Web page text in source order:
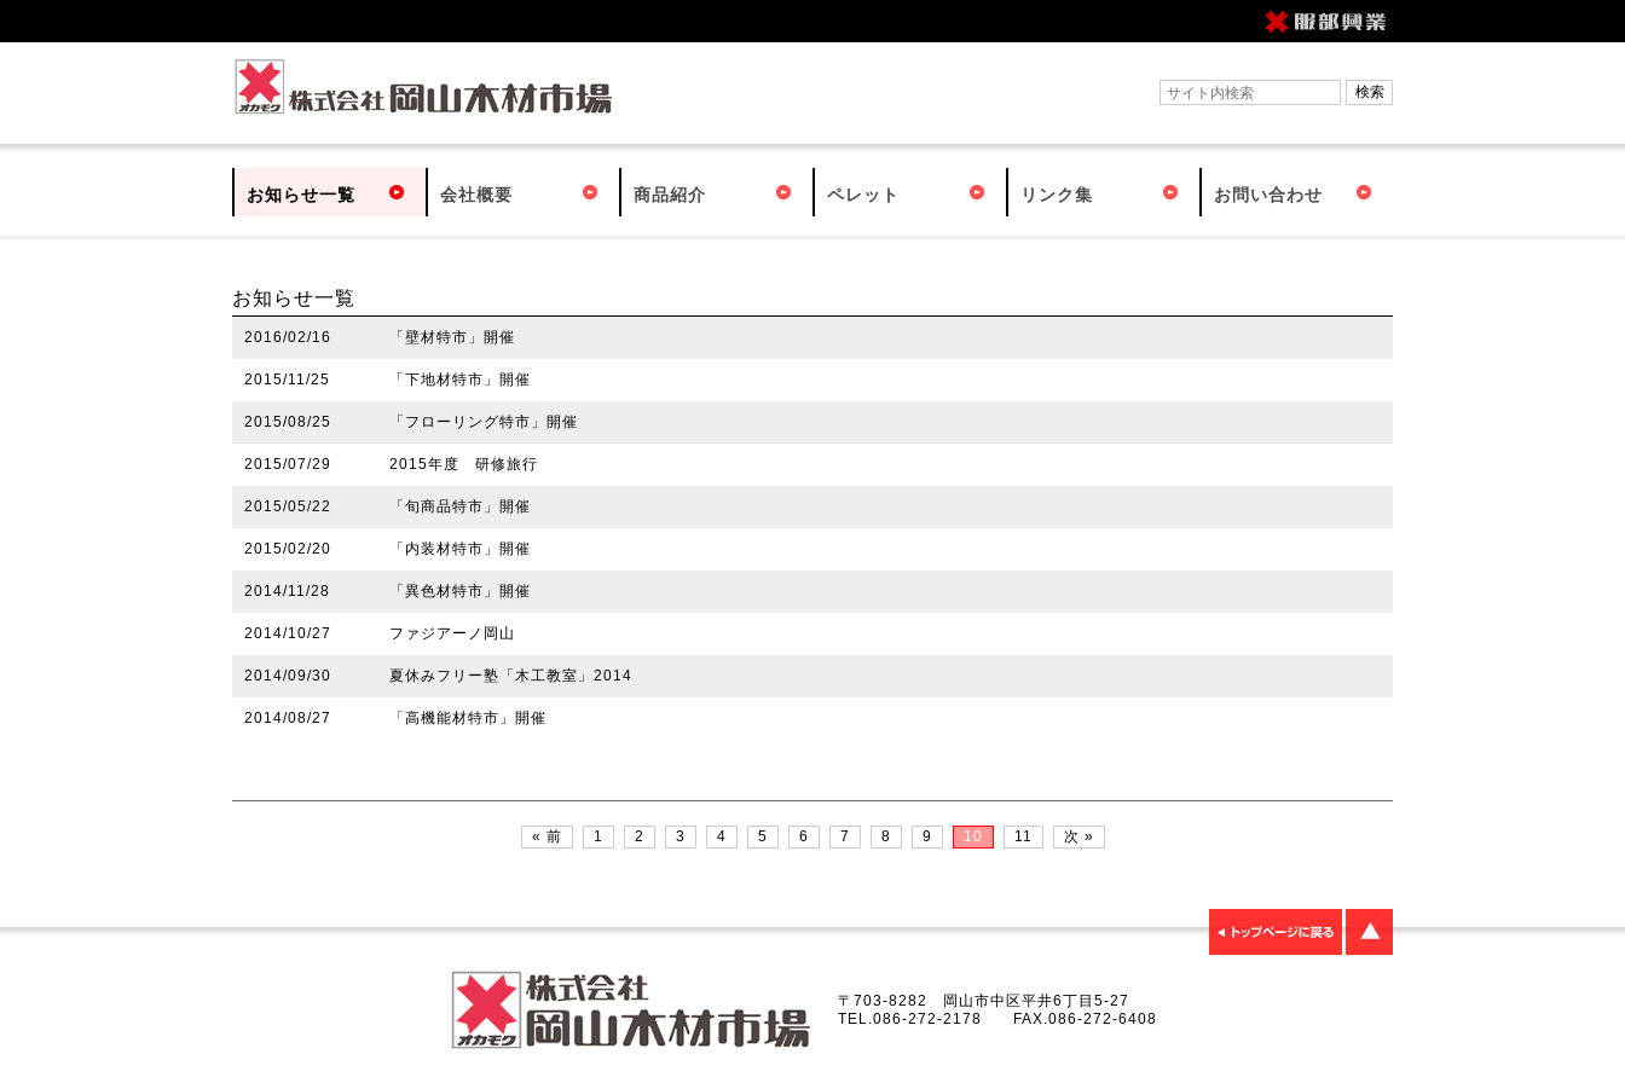
お知らせ一覧 会社概要 商品紹介 ペレット リンク集 お問い合わせ
お知らせ一覧
2016/02/16 「壁材特市」開催
2015/11/25 「下地材特市」開催
2015/08/25 「フローリング特市」開催
2015/07/29 2015年度 研修旅行
2015/05/22 「旬商品特市」開催
2015/02/20 「内装材特市」開催
2014/11/28 「異色材特市」開催
2014/10/27 ファジアーノ岡山
2014/09/30 夏休みフリー塾「木工教室」2014
2014/08/27 「高機能材特市」開催
« 前 1 2 3 4 5 6 7 8 9 10 11 次 »
〒703-8282 岡山市中区平井6丁目5-27
TEL.086-272-2178 FAX.086-272-6408